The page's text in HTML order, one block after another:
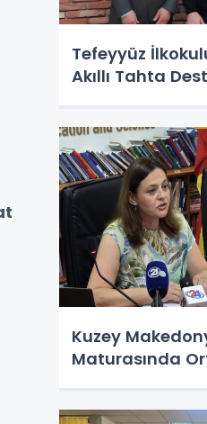
Tefeyyüz
Akıllı Tahta
Kuzey
Maturasında